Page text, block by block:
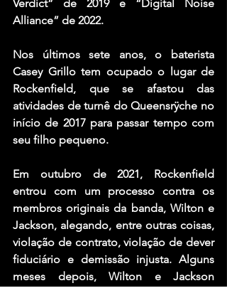
Verdict” de 2019 e “Digital Noise
Alliance” de 2022.
Nos últimos sete anos, o baterista
Casey Grillo tem ocupado o lugar de
Rockenfield, que se afastou das
atividades de turnê do Queensrÿche no
início de 2017 para passar tempo com
seu filho pequeno.
Em outubro de 2021, Rockenfield
entrou com um processo contra os
membros originais da banda, Wilton e
Jackson, alegando, entre outras coisas,
violação de contrato, violação de dever
fiduciário e demissão injusta. Alguns
meses depois, Wilton e Jackson